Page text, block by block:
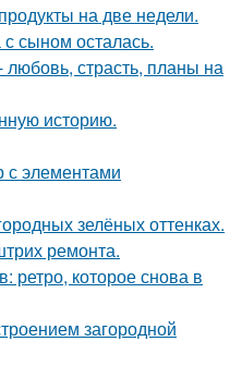
на две недели.
сыном осталась.
страсть, планы на
историю.
с элементами
зелёных оттенках.
ремонта.
ретро, которое снова в
загородной